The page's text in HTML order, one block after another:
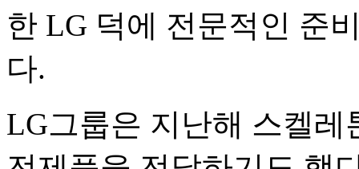
한 LG 덕에 전문적인 준
다.
LG그룹은 지난해 스켈레